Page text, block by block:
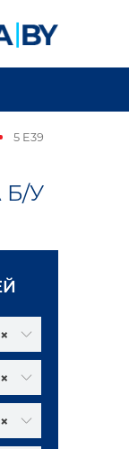
5 E39
У
×
×
×